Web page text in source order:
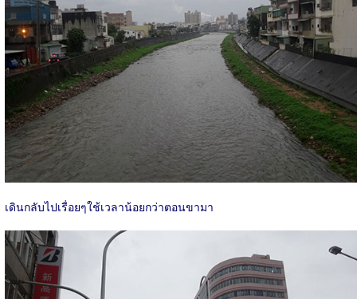
เดินกลับไปเรื่อยๆใช้เวลาน้อยกว่าตอนขามา